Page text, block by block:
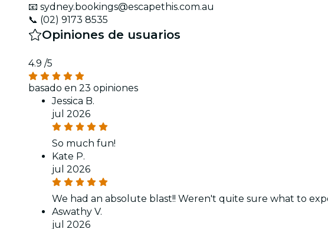
📧 sydney.bookings@escapethis.com.au
📞 (02) 9173 8535
Opiniones de usuarios
4.9 /5
basado en 23 opiniones
Jessica B.
jul 2026
So much fun!
Kate P.
jul 2026
We had an absolute blast!! Weren't quite sure what to
Aswathy V.
jul 2026